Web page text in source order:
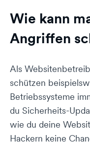
Wie kann
Angriffen
Als
schützen
Betriebssysteme
du Sicherheits-
wie du deine
Hackern keine